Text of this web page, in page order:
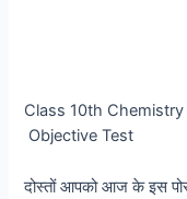
Class 10th Chemistry
Objective Test
दोस्तों आपको आज के इस